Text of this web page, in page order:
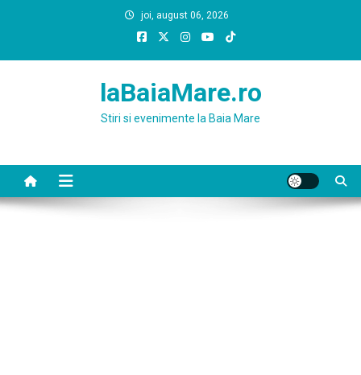
joi, august 06, 2026
laBaiaMare.ro
Stiri si evenimente la Baia Mare